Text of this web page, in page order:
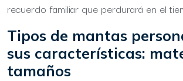
recuerdo familiar que perdurará en el
Tipos de mantas
sus características:
tamaños